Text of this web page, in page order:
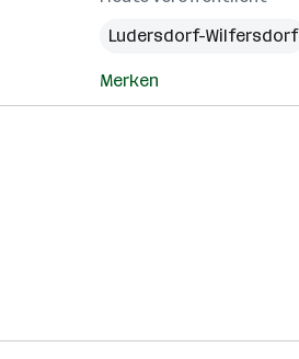
Ludersdorf-Wilfersdorf
Merken